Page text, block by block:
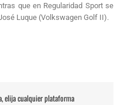
que en Regularidad Sport se
Luque (Volkswagen Golf II).
elija cualquier plataforma